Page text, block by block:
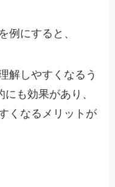
例にすると、
解しやすくなるう
も効果があり、
くなるメリットが